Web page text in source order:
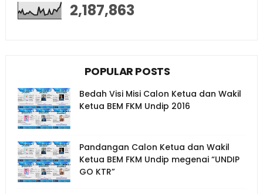
2,187,863
POPULAR POSTS
Bedah Visi Misi Calon Ketua dan Wakil
Ketua BEM FKM Undip 2016
Pandangan Calon Ketua dan Wakil
Ketua BEM FKM Undip megenai “UNDIP
GO KTR”